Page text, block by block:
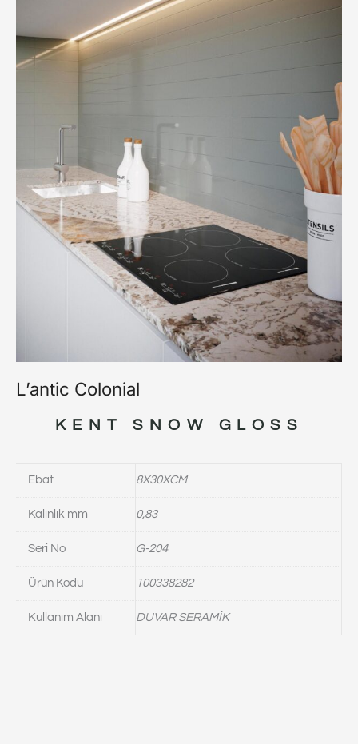
L’antic Colonial
KENT SNOW GLOSS
Ebat 8X30XCM
Kalınlık mm 0,83
Seri No G-204
Ürün Kodu 100338282
Kullanım Alanı DUVAR SERAMİK